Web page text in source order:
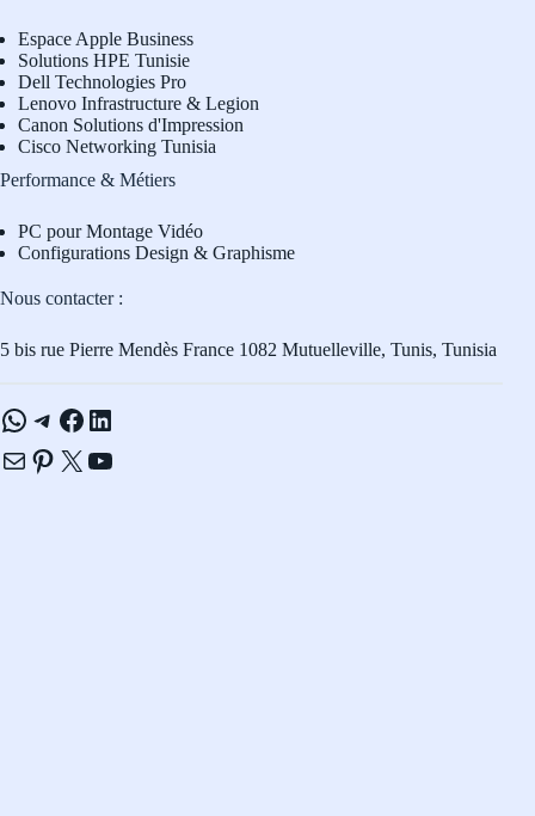
Espace Apple Business
Solutions HPE Tunisie
Dell Technologies Pro
Lenovo Infrastructure & Legion
Canon Solutions d'Impression
Cisco Networking Tunisia
Performance & Métiers
PC pour Montage Vidéo
Configurations Design & Graphisme
Nous contacter :
5 bis rue Pierre Mendès France 1082 Mutuelleville, Tunis, Tunisia
WhatsApp
Telegram
Facebook
LinkedIn
E-mailPinterest
X YouTube